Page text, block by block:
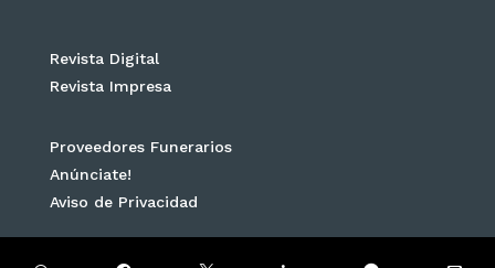
Revista Digital
Revista Impresa
Proveedores Funerarios
Anúnciate!
Aviso de Privacidad